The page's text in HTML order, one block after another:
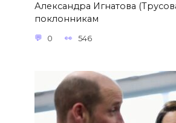
Александра Игнатова
поклонникам
0 546